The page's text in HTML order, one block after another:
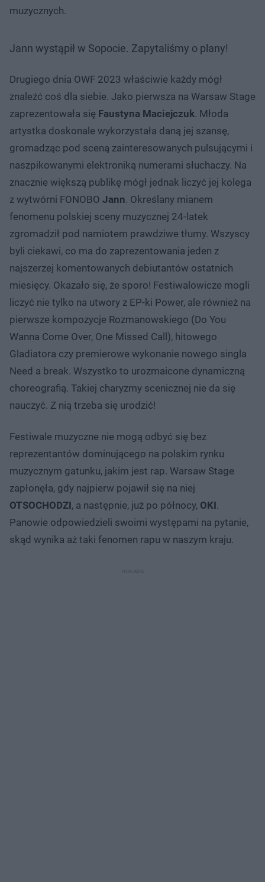
muzycznych.
Jann wystąpił w Sopocie. Zapytaliśmy o plany!
Drugiego dnia OWF 2023 właściwie każdy mógł
znaleźć coś dla siebie. Jako pierwsza na Warsaw Stage
zaprezentowała się Faustyna Maciejczuk. Młoda
artystka doskonale wykorzystała daną jej szansę,
gromadząc pod sceną zainteresowanych pulsującymi i
naszpikowanymi elektroniką numerami słuchaczy. Na
znacznie większą publikę mógł jednak liczyć jej kolega
z wytwórni FONOBO Jann. Określany mianem
fenomenu polskiej sceny muzycznej 24-latek
zgromadził pod namiotem prawdziwe tłumy. Wszyscy
byli ciekawi, co ma do zaprezentowania jeden z
najszerzej komentowanych debiutantów ostatnich
miesięcy. Okazało się, że sporo! Festiwalowicze mogli
liczyć nie tylko na utwory z EP-ki Power, ale również na
pierwsze kompozycje Rozmanowskiego (Do You
Wanna Come Over, One Missed Call), hitowego
Gladiatora czy premierowe wykonanie nowego singla
Need a break. Wszystko to urozmaicone dynamiczną
choreografią. Takiej charyzmy scenicznej nie da się
nauczyć. Z nią trzeba się urodzić!
Festiwale muzyczne nie mogą odbyć się bez
reprezentantów dominującego na polskim rynku
muzycznym gatunku, jakim jest rap. Warsaw Stage
zapłonęła, gdy najpierw pojawił się na niej
OTSOCHODZI, a następnie, już po północy, OKI.
Panowie odpowiedzieli swoimi występami na pytanie,
skąd wynika aż taki fenomen rapu w naszym kraju.